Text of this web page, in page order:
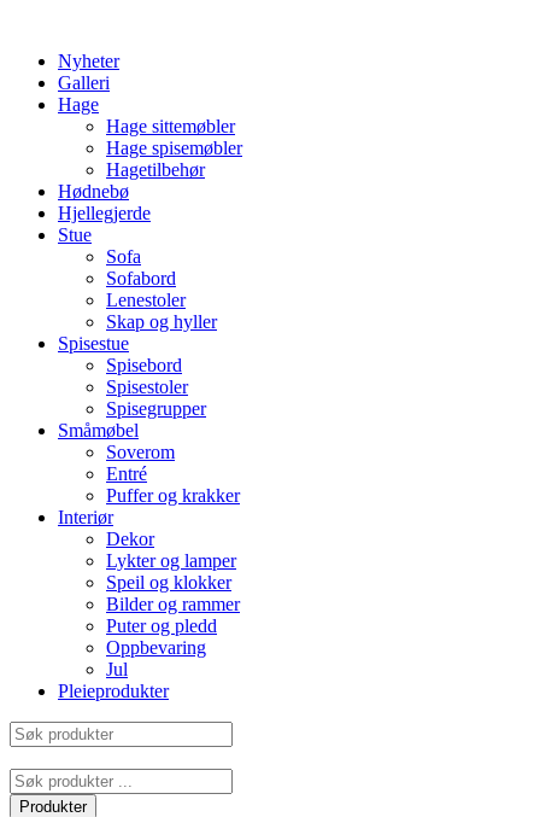
contentNyheter
Galleri
Hage
Hage sittemøbler
Hage spisemøbler
Hagetilbehør
Hødnebø
Hjellegjerde
Stue
Sofa
Sofabord
Lenestoler
Skap og hyller
Spisestue
Spisebord
Spisestoler
Spisegrupper
Småmøbel
Soverom
Entré
Puffer og krakker
Interiør
Dekor
Lykter og lamper
Speil og klokker
Bilder og rammer
Puter og pledd
Oppbevaring
Jul
Pleieprodukter
Søk
produkter
Search
...Produkter